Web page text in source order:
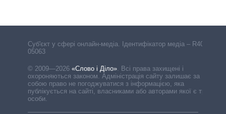
Cуб'єкт у сфері онлайн-медіа. Ідентифікатор медіа – R40-
05063
© 2009—2026 «Слово і Діло». Всі права захищені і
охороняються законом. Адміністрація сайту залишає за
собою право не погоджуватися з інформацією, яка
публікується на сайті, власниками або авторами якої є треті
особи.